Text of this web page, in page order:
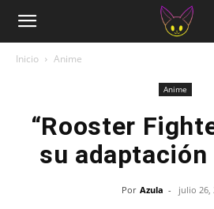
Inicio Anime
Anime
“Rooster
su adaptación
Por Azula - julio 26,